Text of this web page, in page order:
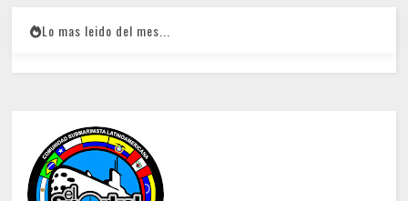
Lo mas leido del mes...